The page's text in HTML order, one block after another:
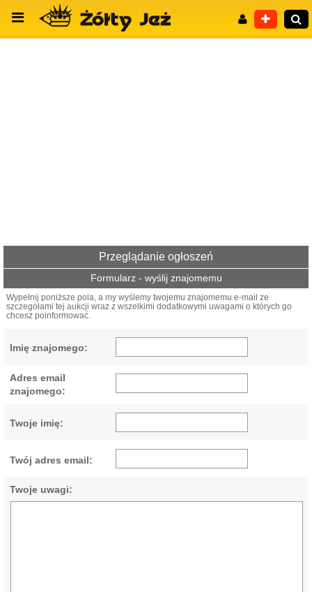
Przeglądanie ogłoszeń
Formularz - wyślij znajomemu
Wypełnij poniższe pola, a my wyślemy twojemu znajomemu e-mail ze
szczegółami tej aukcji wraz z wszelkimi dodatkowymi uwagami o których go
chcesz poinformować.
Imię znajomego:
Adres email
znajomego:
Twoje imię:
Twój adres email:
Twoje uwagi: